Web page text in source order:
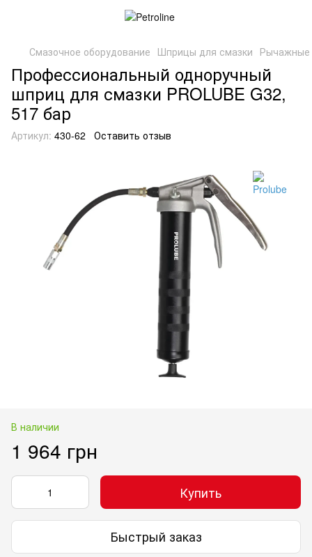
Смазочное оборудование Шприцы для смазки Рычажные
Профессиональный одноручный
шприц для смазки PROLUBE G32,
517 бар
Артикул: 430-62 Оставить отзыв
В наличии
1 964 грн
Купить
Быстрый заказ